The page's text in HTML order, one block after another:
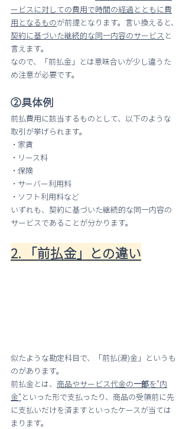
ービスに対しての費用で時間の経過とともに費
用となるものが前提となります。言い換えると、
契約に基づいた継続的な同一内容のサービス と
言えます。
なので、「前払金」とは意味合いが少し違うた
め注意が必要です。
②具体例
前払費用に該当するものとして、以下のような
取引が挙げられます。
・家賃
・リース料
・保険
・サーバー利用料
・ソフト利用料など
いずれも、契約に基づいた継続的な同一内容の
サービスであることが分かります。
2. 「前払金」との違い
似たような勘定科目で、「前払(渡)金」というも
のがあります。
前払金とは、 商品やサービス代金の一部を"内
金" といった形で支払ったり、商品の受領前に先
に支払いだけを済ますといったケースが当ては
まります。